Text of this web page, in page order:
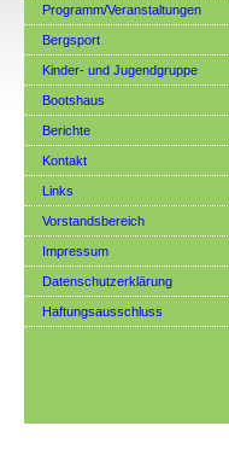
Programm/Veranstaltungen
Bergsport
Kinder- und Jugendgruppe
Bootshaus
Berichte
Kontakt
Links
Vorstandsbereich
Impressum
Datenschutzerklärung
Haftungsausschluss